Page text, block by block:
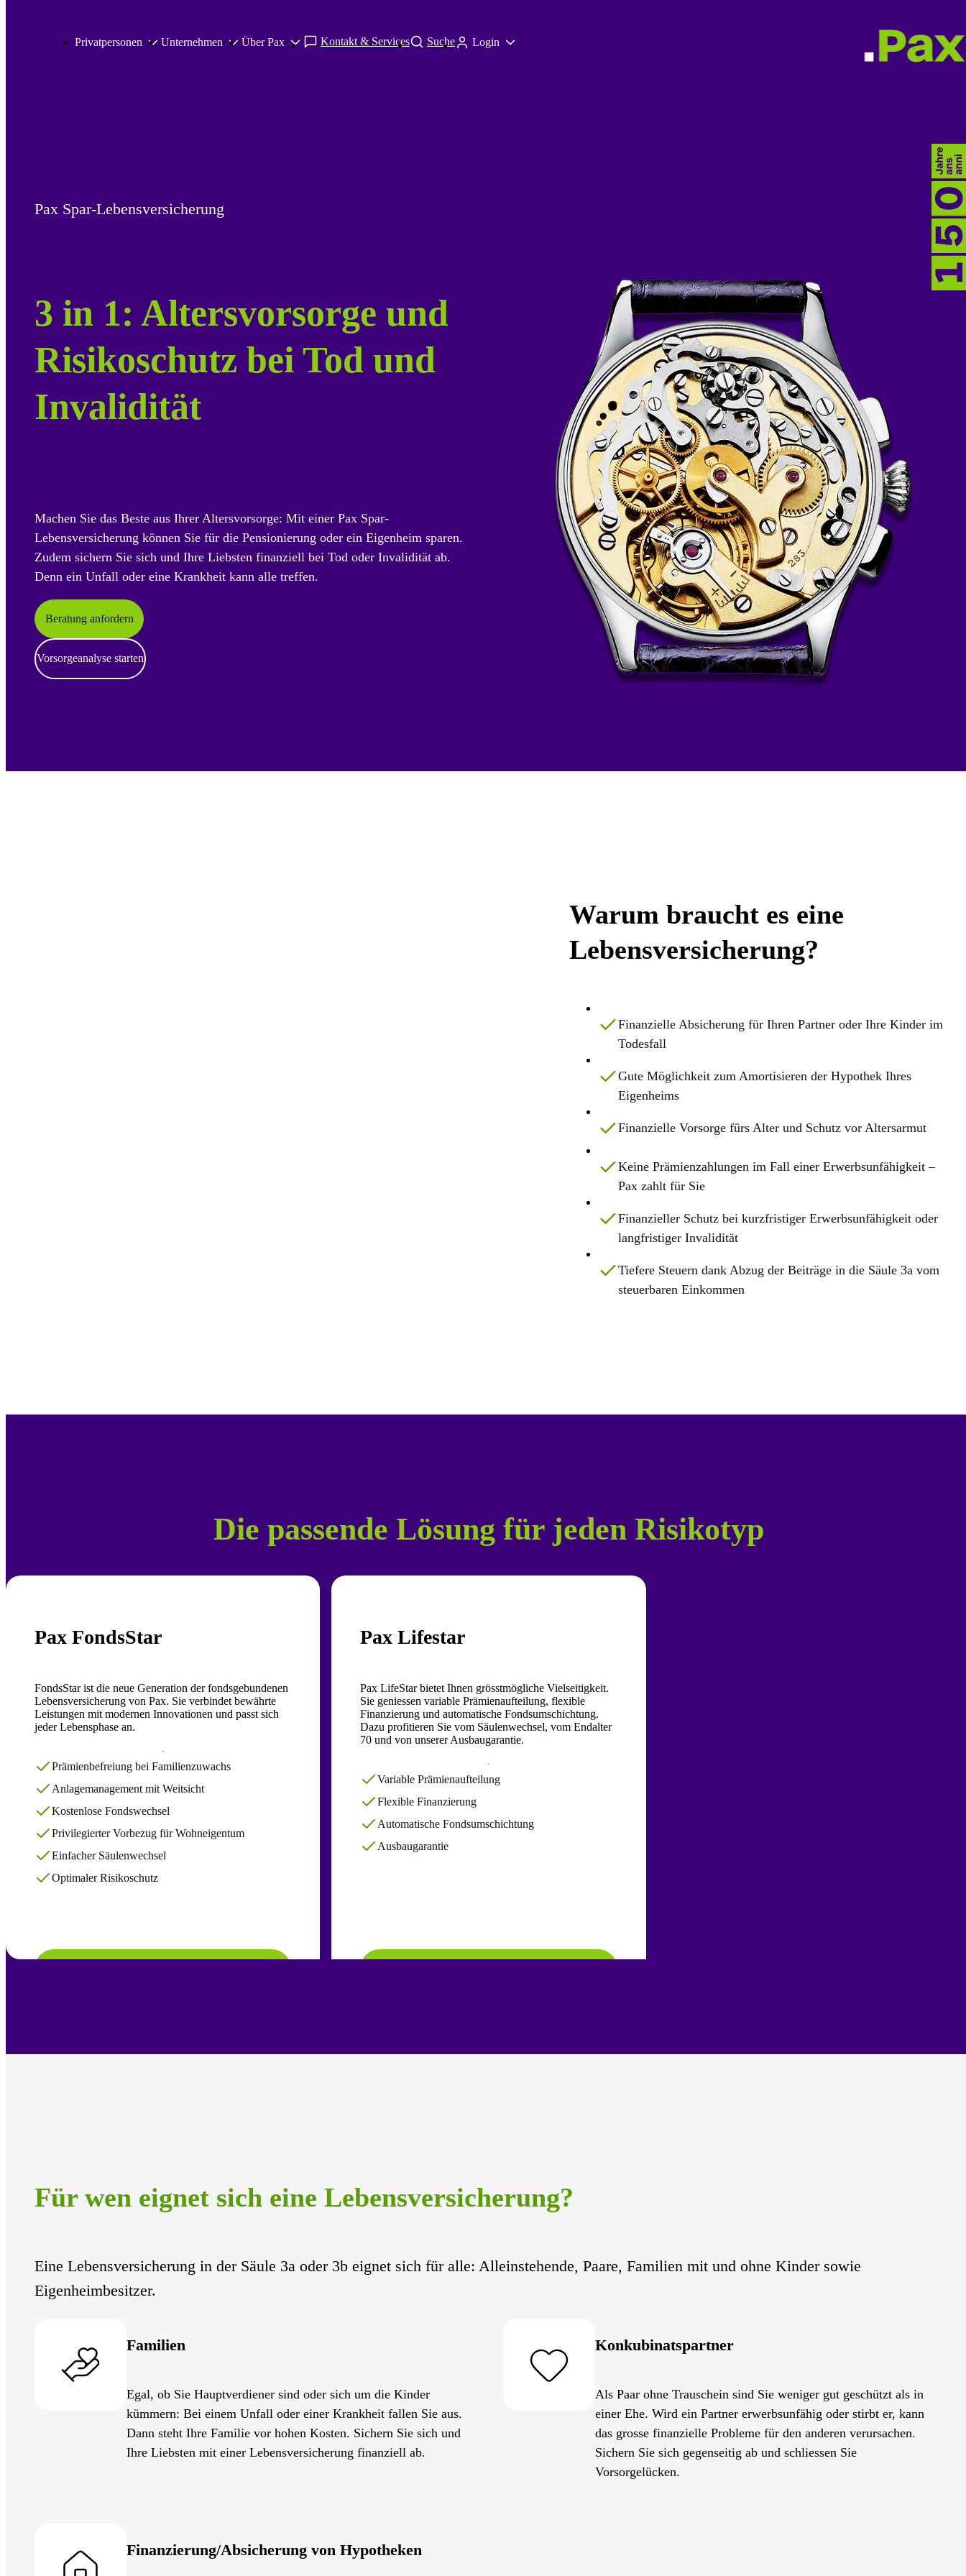
Privatpersonen Unternehmen Über Pax Kontakt & Services Suche Login
Pax Spar-Lebensversicherung
3 in 1: Altersvorsorge und
Risikoschutz bei Tod und
Invalidität
Machen Sie das Beste aus Ihrer Altersvorsorge: Mit einer Pax Spar-
Lebensversicherung können Sie für die Pensionierung oder ein Eigenheim sparen.
Zudem sichern Sie sich und Ihre Liebsten finanziell bei Tod oder Invalidität ab.
Denn ein Unfall oder eine Krankheit kann alle treffen.
Beratung anfordern
Vorsorgeanalyse starten
Warum braucht es eine
Lebens­versicherung?
Finanzielle Absicherung für Ihren Partner oder Ihre Kinder im
Todesfall
Gute Möglichkeit zum Amortisieren der Hypothek Ihres
Eigenheims
Finanzielle Vorsorge fürs Alter und Schutz vor Altersarmut
Keine Prämienzahlungen im Fall einer Erwerbsunfähigkeit –
Pax zahlt für Sie
Finanzieller Schutz bei kurzfristiger Erwerbsunfähigkeit oder
langfristiger Invalidität
Tiefere Steuern dank Abzug der Beiträge in die Säule 3a vom
steuerbaren Einkommen
Die passende Lösung für jeden Risikotyp
Pax FondsStar
FondsStar ist die neue Generation der fondsgebundenen
Lebensversicherung von Pax. Sie verbindet bewährte
Leistungen mit modernen Innovationen und passt sich
jeder Lebensphase an.
Prämienbefreiung bei Familienzuwachs
Anlagemanagement mit Weitsicht
Kostenlose Fondswechsel
Privilegierter Vorbezug für Wohneigentum
Einfacher Säulenwechsel
Optimaler Risikoschutz
Pax Lifestar
Pax LifeStar bietet Ihnen grösstmögliche Vielseitigkeit.
Sie geniessen variable Prämienaufteilung, flexible
Finanzierung und automatische Fondsumschichtung.
Dazu profitieren Sie vom Säulenwechsel, vom Endalter
70 und von unserer Ausbaugarantie.
Variable Prämienaufteilung
Flexible Finanzierung
Automatische Fondsumschichtung
Ausbaugarantie
Für wen eignet sich eine Lebens­versicherung?
Eine Lebensversicherung in der Säule 3a oder 3b eignet sich für alle: Alleinstehende, Paare, Familien mit und ohne Kinder sowie
Eigenheimbesitzer.
Familien
Egal, ob Sie Hauptverdiener sind oder sich um die Kinder
kümmern: Bei einem Unfall oder einer Krankheit fallen Sie aus.
Dann steht Ihre Familie vor hohen Kosten. Sichern Sie sich und
Ihre Liebsten mit einer Lebensversicherung finanziell ab.
Konkubinatspartner
Als Paar ohne Trauschein sind Sie weniger gut geschützt als in
einer Ehe. Wird ein Partner erwerbsunfähig oder stirbt er, kann
das grosse finanzielle Probleme für den anderen verursachen.
Sichern Sie sich gegenseitig ab und schliessen Sie
Vorsorgelücken.
Finanzierung/Absicherung von Hypotheken